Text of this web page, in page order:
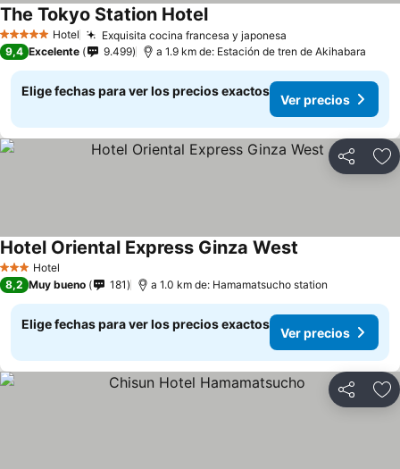
5 Estrellas Hotel Exquisita cocina francesa y japonesa
The Tokyo Station Hotel
9,4 Excelente 9.499 a 1.9 km de: Estación de tren de Akihabara
Elige fechas para ver los precios exactos
Ver precios
Compartir
3 Estrellas
Hotel
Hotel Oriental Express Ginza West
8,2 Muy bueno 181 a 1.0 km de: Hamamatsucho station
Elige fechas para ver los precios exactos
Ver precios
Compartir